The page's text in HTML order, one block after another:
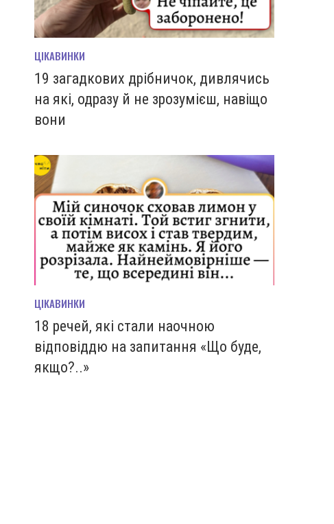
ЦІКАВИНКИ
19 загадкових дрібничок, дивлячись
на які, одразу й не зрозумієш, навіщо
вони
ЦІКАВИНКИ
18 речей, які стали наочною
відповіддю на запитання «Що буде,
якщо?..»